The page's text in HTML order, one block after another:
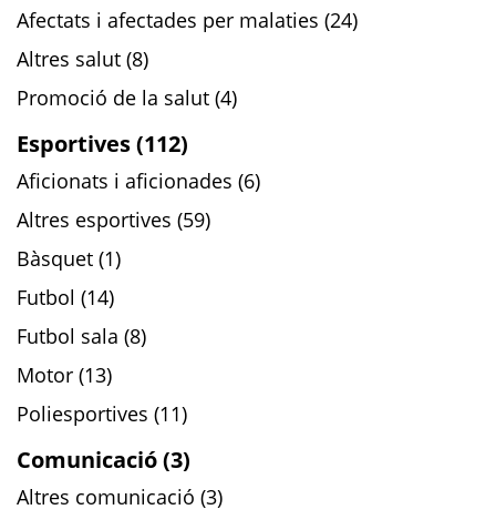
Afectats i afectades per malaties (24)
Altres salut (8)
Promoció de la salut (4)
Esportives (112)
Aficionats i aficionades (6)
Altres esportives (59)
Bàsquet (1)
Futbol (14)
Futbol sala (8)
Motor (13)
Poliesportives (11)
Comunicació (3)
Altres comunicació (3)